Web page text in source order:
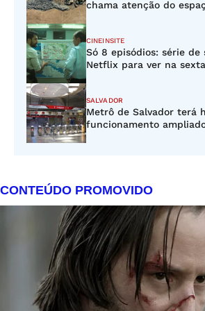
chama atenção do
CINEINSITE
Só 8 episódios: série de
Netflix para ver na
SALVADOR
Metrô de Salvador terá
funcionamento